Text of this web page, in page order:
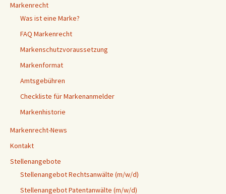
Markenrecht
Was ist eine Marke?
FAQ Markenrecht
Markenschutzvoraussetzung
Markenformat
Amtsgebühren
Checkliste für Markenanmelder
Markenhistorie
Markenrecht-News
Kontakt
Stellenangebote
Stellenangebot Rechtsanwälte (m/w/d)
Stellenangebot Patentanwälte (m/w/d)